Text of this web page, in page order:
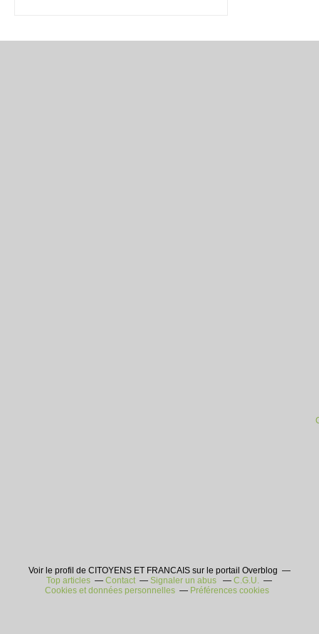
Voir le profil de CITOYENS ET FRANCAIS sur le portail Overblog
Top articles
Contact Signaler un abus
C.G.U.
Cookies et données personnelles
Préférences cookies